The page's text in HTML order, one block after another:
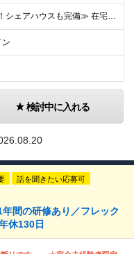
≪フルリモートOK！シェアハウスも完備≫ 在宅勤務(通勤不要)、または希望により一都三県・大阪・名古屋・福岡を中心とした全国の各プロジェクト先での勤務となります。 ※直行直帰OK ★勤務エリアはご希望
ン
検討中に入れる
話を聞きたい応募可
間の研修あり／フレック
休130日